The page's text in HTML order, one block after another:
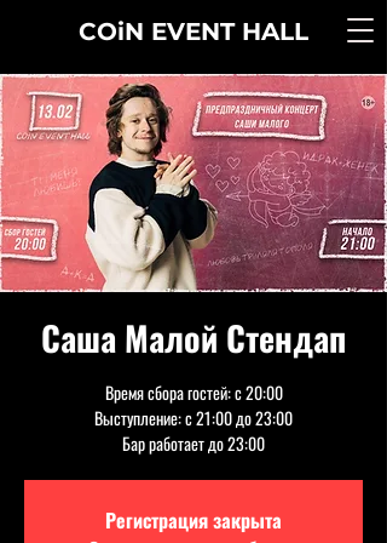
COiN EVENT HALL
Саша Малой Стендап
Время сбора гостей: с 20:00
Выступление: с 21:00 до 23:00
Бар работает до 23:00
Регистрация закрыта